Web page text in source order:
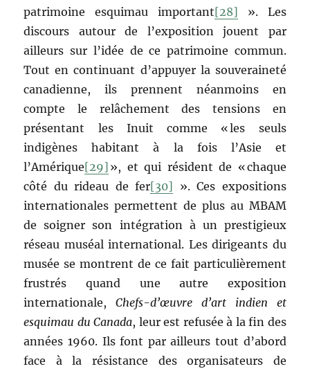
patrimoine esquimau important[28] ». Les
discours autour de l’exposition jouent par
ailleurs sur l’idée de ce patrimoine commun.
Tout en continuant d’appuyer la souveraineté
canadienne, ils prennent néanmoins en
compte le relâchement des tensions en
présentant les Inuit comme « les seuls
indigènes habitant à la fois l’Asie et
l’Amérique[29] », et qui résident de « chaque
côté du rideau de fer[30] ». Ces expositions
internationales permettent de plus au MBAM
de soigner son intégration à un prestigieux
réseau muséal international. Les dirigeants du
musée se montrent de ce fait particulièrement
frustrés quand une autre exposition
internationale,Chefs-d’œuvre d’art indien et
esquimau du Canada, leur est refusée à la fin des
années 1960. Ils font par ailleurs tout d’abord
face à la résistance des organisateurs de